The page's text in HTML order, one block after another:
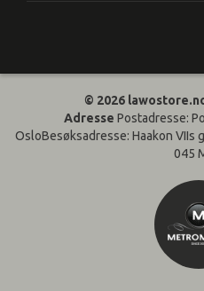
© 2026
Adresse Postadresse:
OsloBesøksadresse: Haakon VIIs
045